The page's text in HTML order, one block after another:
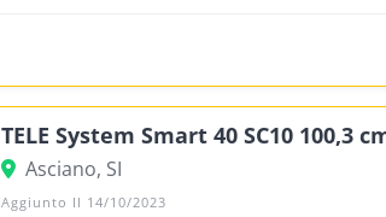
TELE System Smart 40 SC10 100,3
Asciano, SI
Aggiunto Il 14/10/2023